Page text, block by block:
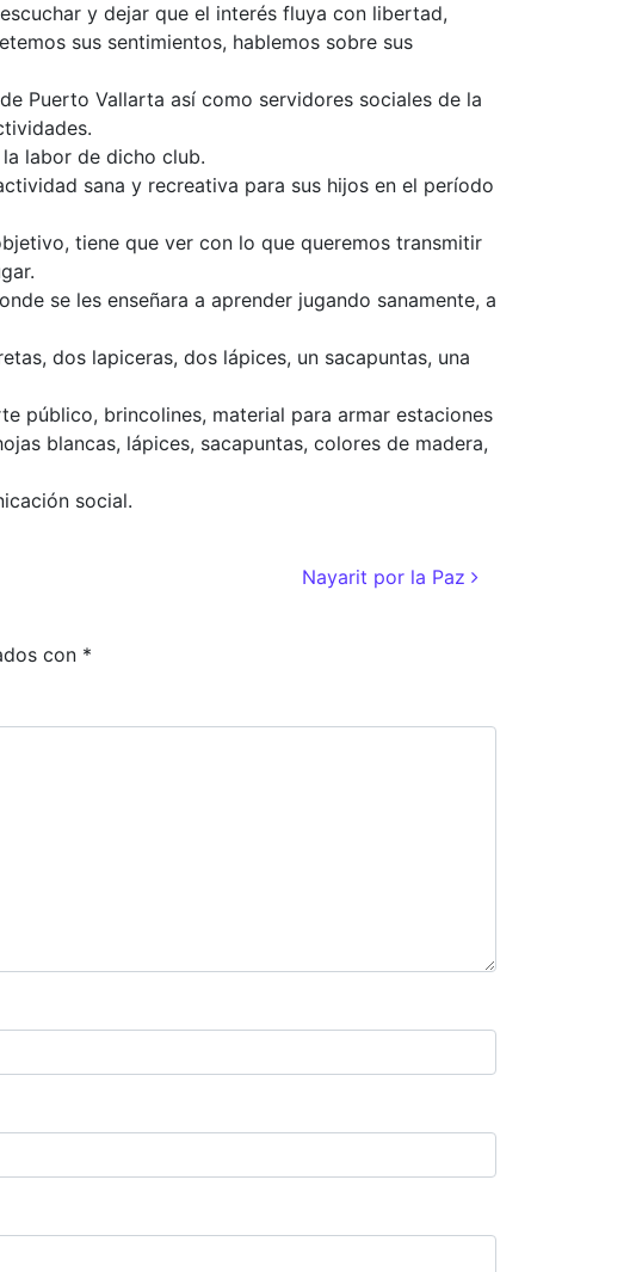
y dejar que el interés fluya con libertad,
sus sentimientos, hablemos sobre sus
Puerto Vallarta así como servidores sociales de la
labor de dicho club.
sana y recreativa para sus hijos en el período
tiene que ver con lo que queremos transmitir
se les enseñara a aprender jugando sanamente, a
dos lapiceras, dos lápices, un sacapuntas, una
público, brincolines, material para armar estaciones
blancas, lápices, sacapuntas, colores de madera,
social.
Nayarit por la Paz
con *